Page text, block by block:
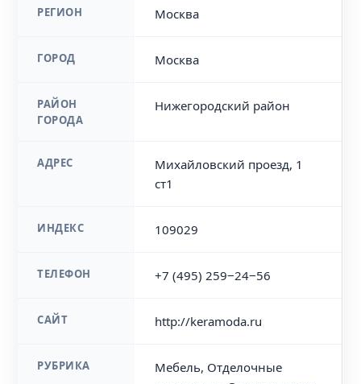
РЕГИОН Москва
ГОРОД Москва
РАЙОН
ГОРОДА
Нижегородский район
АДРЕС
Михайловский проезд, 1
ст1
ИНДЕКС 109029
ТЕЛЕФОН +7 (495) 259‒24‒56
САЙТ http://keramoda.ru
РУБРИКА
Мебель, Отделочные